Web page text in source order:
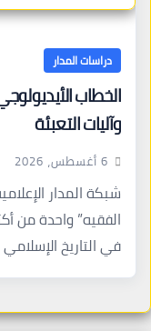
دراسات المدار
الخطاب
وآليات التعبئة
6 أغسطس، 2026
شبكة المدار
الفقيه” واحدة من
في التاريخ